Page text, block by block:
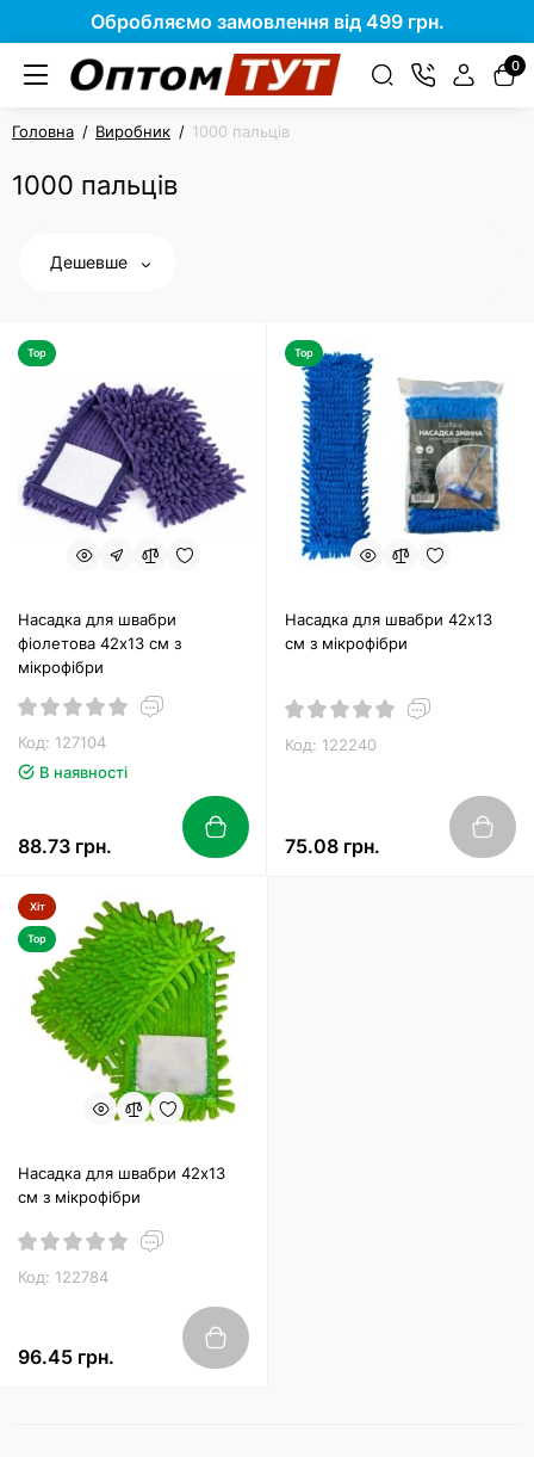
Обробляємо замовлення від 499 грн.
0
Головна Виробник 1000 пальців
1000 пальців
Дешевше
Top
Насадка для швабри
фіолетова 42х13 см з
мікрофібри
Код: 127104
В наявності
88.73 грн.
Top
Насадка для швабри 42х13
см з мікрофібри
Код: 122240
75.08 грн.
Хіт
Top
Насадка для швабри 42х13
см з мікрофібри
Код: 122784
96.45 грн.